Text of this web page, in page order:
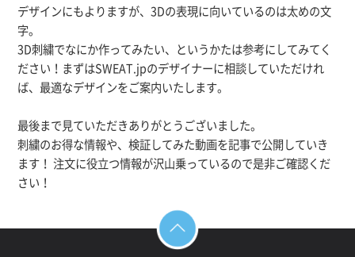
デザインにもよりますが、3Dの表現に向いているのは太めの文
字。
3D刺繍でなにか作ってみたい、というかたは参考にしてみてく
ださい！まずはSWEAT.jpのデザイナーに相談していただけれ
ば、最適なデザインをご案内いたします。
最後まで見ていただきありがとうございました。
刺繍のお得な情報や、検証してみた動画を記事で公開していき
ます！ 注文に役立つ情報が沢山乗っているので是非ご確認くだ
さい！